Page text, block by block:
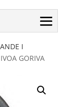
I
GORIVA